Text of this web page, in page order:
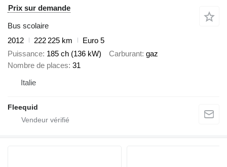
Prix sur demande
Bus scolaire
2012
222 225 km
Euro 5
Puissance 185 ch (136 kW) Carburant gaz
Nombre de places 31
Italie
Fleequid